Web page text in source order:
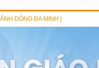
DÒNG ĐA MINH |